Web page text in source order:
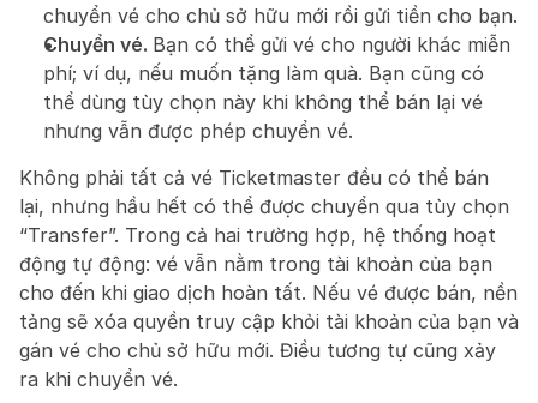
chuyển vé cho chủ sở hữu mới rồi gửi tiền cho bạn.
Chuyển vé. Bạn có thể gửi vé cho người khác miễn
phí; ví dụ, nếu muốn tặng làm quà. Bạn cũng có
thể dùng tùy chọn này khi không thể bán lại vé
nhưng vẫn được phép chuyển vé.
Không phải tất cả vé Ticketmaster đều có thể bán
lại, nhưng hầu hết có thể được chuyển qua tùy chọn
“Transfer”. Trong cả hai trường hợp, hệ thống hoạt
động tự động: vé vẫn nằm trong tài khoản của bạn
cho đến khi giao dịch hoàn tất. Nếu vé được bán, nền
tảng sẽ xóa quyền truy cập khỏi tài khoản của bạn và
gán vé cho chủ sở hữu mới. Điều tương tự cũng xảy
ra khi chuyển vé.